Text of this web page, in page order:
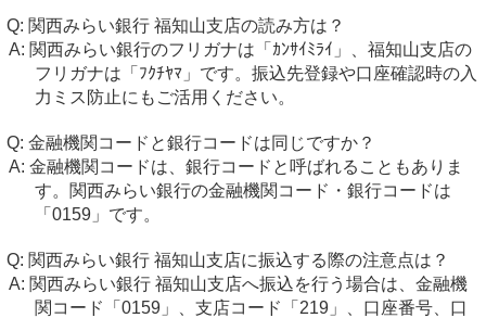
関西みらい銀行 福知山支店の読み方は？
関西みらい銀行のフリガナは「ｶﾝｻｲﾐﾗｲ」、福知山支店の
フリガナは「ﾌｸﾁﾔﾏ」です。振込先登録や口座確認時の入
力ミス防止にもご活用ください。
金融機関コードと銀行コードは同じですか？
金融機関コードは、銀行コードと呼ばれることもありま
す。関西みらい銀行の金融機関コード・銀行コードは
「0159」です。
関西みらい銀行 福知山支店に振込する際の注意点は？
関西みらい銀行 福知山支店へ振込を行う場合は、金融機
関コード「0159」、支店コード「219」、口座番号、口